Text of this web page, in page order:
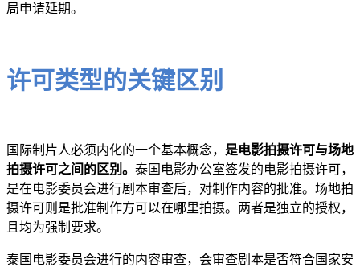
局申请延期。
许可类型的关键区别
国际制片人必须内化的一个基本概念， 是电影拍摄许可与场地
拍摄许可之间的区别。 泰国电影办公室签发的电影拍摄许可，
是在电影委员会进行剧本审查后，对制作内容的批准。场地拍
摄许可则是批准制作方可以在哪里拍摄。两者是独立的授权，
且均为强制要求。
泰国电影委员会进行的内容审查，会审查剧本是否符合国家安